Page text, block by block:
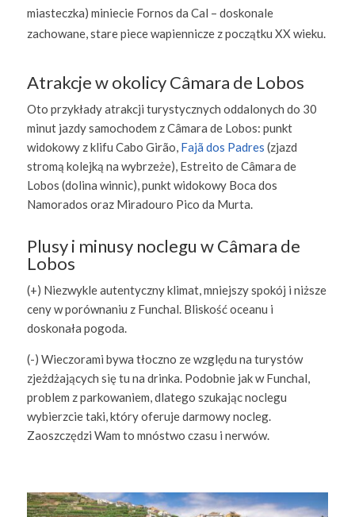
miasteczka) miniecie Fornos da Cal – doskonale
zachowane, stare piece wapiennicze z początku XX wieku.
Atrakcje w okolicy Câmara de Lobos
Oto przykłady atrakcji turystycznych oddalonych do 30
minut jazdy samochodem z Câmara de Lobos: punkt
widokowy z klifu Cabo Girão, Fajã dos Padres (zjazd
stromą kolejką na wybrzeże), Estreito de Câmara de
Lobos (dolina winnic), punkt widokowy Boca dos
Namorados oraz Miradouro Pico da Murta.
Plusy i minusy noclegu w Câmara de
Lobos
(+) Niezwykle autentyczny klimat, mniejszy spokój i niższe
ceny w porównaniu z Funchal. Bliskość oceanu i
doskonała pogoda.
(-) Wieczorami bywa tłoczno ze względu na turystów
zjeżdżających się tu na drinka. Podobnie jak w Funchal,
problem z parkowaniem, dlatego szukając noclegu
wybierzcie taki, który oferuje darmowy nocleg.
Zaoszczędzi Wam to mnóstwo czasu i nerwów.